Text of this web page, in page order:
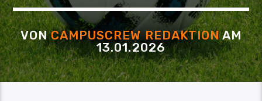
VONCAMPUSCREW REDAKTIONAM
13.01.2026